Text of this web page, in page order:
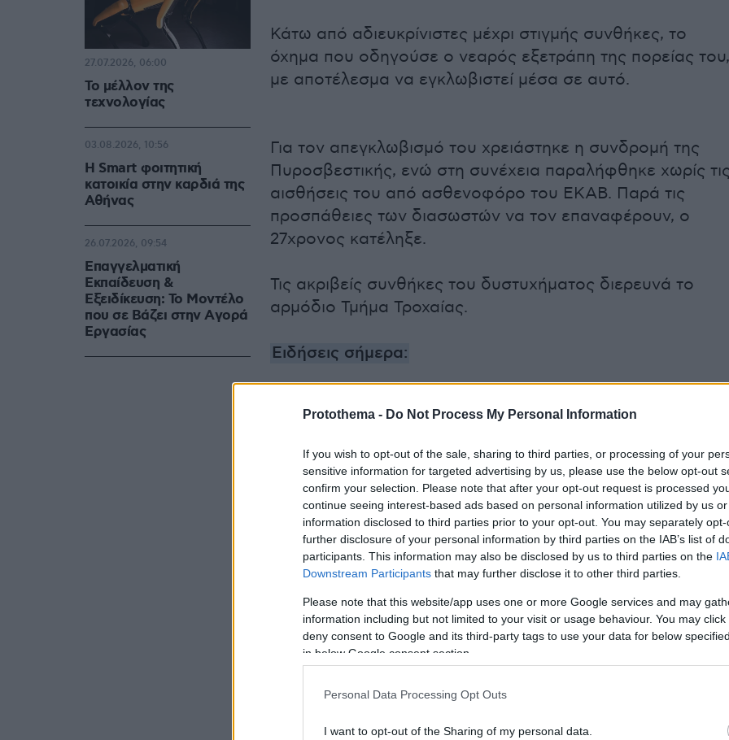
Protothema - Do Not Process My Personal Information
If you wish to opt-out of the sale, sharing to third parties, or processing of your
sensitive information for targeted advertising by us, please use the below opt-out
confirm your selection. Please note that after your opt-out request is processed
continue seeing interest-based ads based on personal information utilized by us
information disclosed to third parties prior to your opt-out. You may separately
further disclosure of your personal information by third parties on the IAB’s list of
participants. This information may also be disclosed by us to third parties on the
Downstream Participants that may further disclose it to other third parties.
Please note that this website/app uses one or more Google services and may
information including but not limited to your visit or usage behaviour. You may
deny consent to Google and its third-party tags to use your data for below
in below Google consent section.
Personal Data Processing Opt Outs
I want to opt-out of the Sharing of my personal data.
Κάτω από αδιευκρίνιστες μέχρι στιγμής συνθήκες, το
όχημα που οδηγούσε ο νεαρός εξετράπη της πορείας του,
με αποτέλεσμα να εγκλωβιστεί μέσα σε αυτό.
Για τον απεγκλωβισμό του χρειάστηκε η συνδρομή της
Πυροσβεστικής, ενώ στη συνέχεια παραλήφθηκε χωρίς
αισθήσεις του από ασθενοφόρο του ΕΚΑΒ. Παρά τις
προσπάθειες των διασωστών να τον επαναφέρουν, ο
27χρονος κατέληξε.
Τις ακριβείς συνθήκες του δυστυχήματος διερευνά το
αρμόδιο Τμήμα Τροχαίας.
Ειδήσεις σήμερα:
και θα τιμωρηθεί γι' αυτό - Γελοίες οι δηλώσεις Τραμπ, το
Ιράν δεν θα παραδοθεί
Δίκη Φιλιππίδη: «Ο Θέμης Σοφός έχει συμφέρον να μην
προχωρήσει η υπόθεσή μου», ισχυρίστηκε ο ηθοποιός
Μητσοτάκης σε Νίκο Παππά: Σιγά κύριε 13-0,
καταδικαστήκατε από το Ειδικό Δικαστήριο, δεν θα μας
δείρετε κιόλας
Το μέλλον της
τεχνολογίας
27.07.2026, 06:00
Η Smart φοιτητική
κατοικία στην καρδιά της
Αθήνας
03.08.2026, 10:56
Επαγγελματική
Εκπαίδευση &
Εξειδίκευση: Το Mοντέλο
που σε Bάζει στην Aγορά
Eργασίας
26.07.2026, 09:54